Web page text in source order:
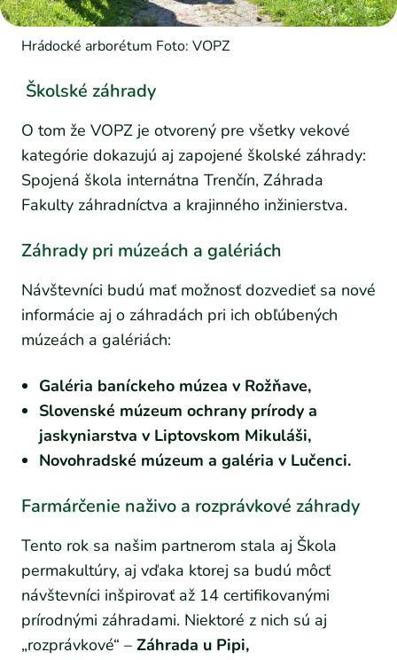
Hrádocké arborétum Foto: VOPZ
Školské záhrady
O tom že VOPZ je otvorený pre všetky vekové
kategórie dokazujú aj zapojené školské záhrady:
Spojená škola internátna Trenčín, Záhrada
Fakulty záhradníctva a krajinného inžinierstva.
Záhrady pri múzeách a galériách
Návštevníci budú mať možnosť dozvedieť sa nové
informácie aj o záhradách pri ich obľúbených
múzeách a galériách:
Galéria baníckeho múzea v Rožňave,
Slovenské múzeum ochrany prírody a
jaskyniarstva v Liptovskom Mikuláši,
Novohradské múzeum a galéria v Lučenci.
Farmárčenie naživo a rozprávkové záhrady
Tento rok sa našim partnerom stala aj Škola
permakultúry, aj vďaka ktorej sa budú môcť
návštevníci inšpirovať až 14 certifikovanými
prírodnými záhradami. Niektoré z nich sú aj
„rozprávkové“ – Záhrada u Pipi,